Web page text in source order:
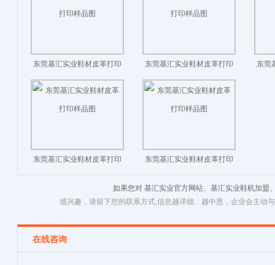
东莞基汇实业鞋材皮革打印
样品图
东莞基汇实业鞋材皮革打印
样品图
东莞
东莞基汇实业鞋材皮革打印
样品图
东莞基汇实业鞋材皮革打印
样品图
如果您对 基汇实业官方网站、基汇实业鞋机加盟
感兴趣，请留下您的联系方式,信息越详细、越中恳，企业会主动
在线咨询